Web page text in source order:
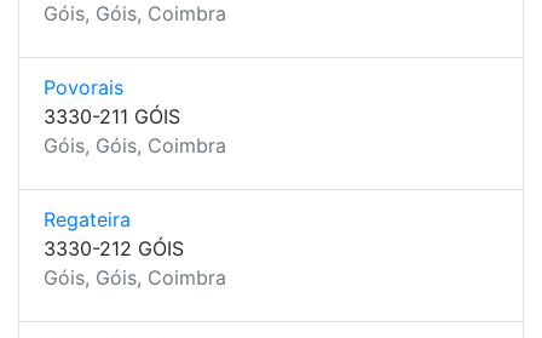
Góis, Góis, Coimbra
Povorais
3330-211 GÓIS
Góis, Góis, Coimbra
Regateira
3330-212 GÓIS
Góis, Góis, Coimbra